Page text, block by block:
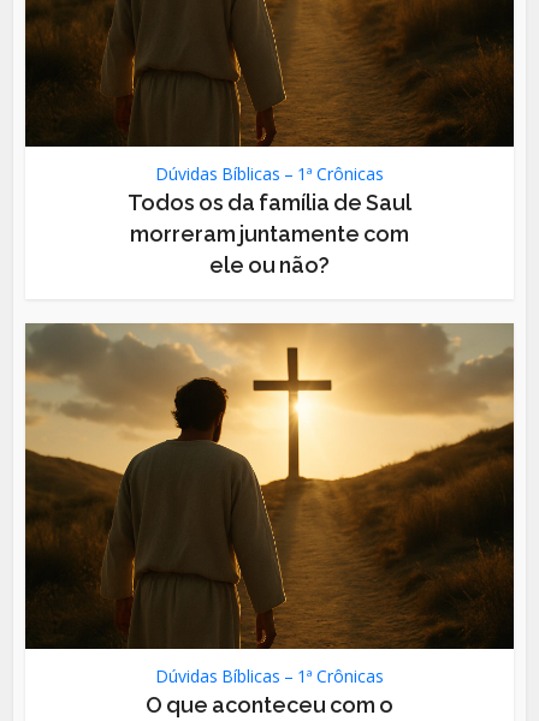
Dúvidas Bíblicas – 1ª Crônicas
Todos os da família de Saul
morreram juntamente com
ele ou não?
Dúvidas Bíblicas – 1ª Crônicas
O que aconteceu com o